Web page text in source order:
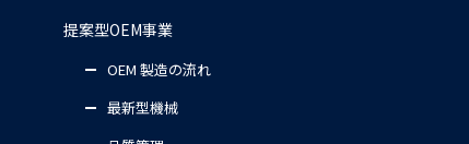
提案型OEM事業
OEM 製造の流れ
最新型機械